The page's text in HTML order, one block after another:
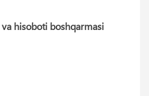
hisoboti boshqarmasi